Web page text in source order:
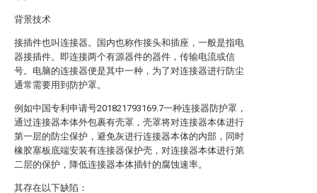
背景技术
接插件也叫连接器。国内也称作接头和插座，一般是指电
器接插件。即连接两个有源器件的器件，传输电流或信
号。电脑的连接器便是其中一种，为了对连接器进行防尘
通常需要用到防护罩。
例如中国专利申请号201821793169.7一种连接器防护罩，
通过连接器本体外包裹有壳罩，壳罩将对连接器本体进行
第一层的防尘保护，避免灰进行连接器本体的内部，同时
橡胶塞板底端安装有连接器保护壳，对连接器本体进行第
二层的保护，降低连接器本体插针的腐蚀速率。
其存在以下缺陷：